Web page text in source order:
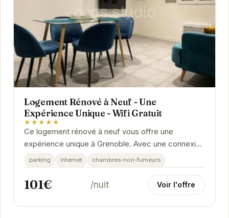
Logement Rénové à Neuf - Une
Expérience Unique - Wifi Gratuit
★★★★★
Ce logement rénové à neuf vous offre une
expérience unique à Grenoble. Avec une connexion
Wifi gratuite, vous pourrez rester connecté tout
au...
parking internet chambres-non-fumeurs
101€ /nuit Voir l'offre